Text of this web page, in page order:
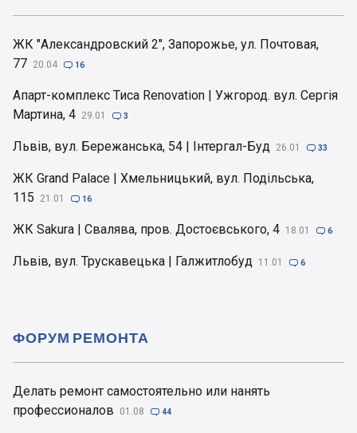
ЖК "Александровский 2", Запорожье, ул. Почтовая,
77 20.04  16
Апарт-комплекс Тиса Renovation | Ужгород. вул. Сергія
Мартина, 4 29.01  3
Львів, вул. Бережанська, 54 | Інтергал-Буд 26.01  33
ЖК Grand Palace | Хмельницький, вул. Подільська,
115
21.01  16
ЖК Sakura | Свалява, пров. Достоєвського, 4 18.01  6
Львів, вул. Трускавецька | Галжитлобуд 11.01  6
Делать ремонт самостоятельно или нанять
профессионалов
01.08  44
ФОРУМ РЕМОНТА